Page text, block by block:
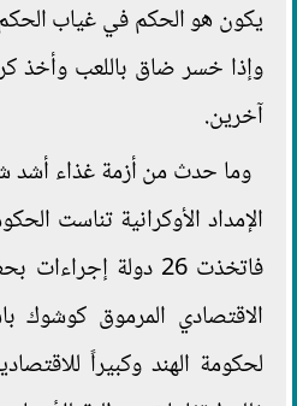
يكون هو الحكم في غياب
وإذا خسر ضاق باللعب وأخذ
آخرين.
وما حدث من أزمة غذاء
الإمداد الأوكرانية تناست
فاتخذت 26 دولة
الاقتصادي المرموق كوشوك
لحكومة الهند وكبيراً